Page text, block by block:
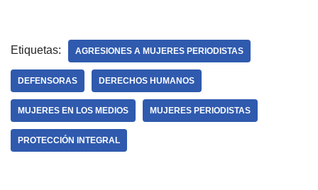
Etiquetas: AGRESIONES A MUJERES PERIODISTAS
DEFENSORAS DERECHOS HUMANOS
MUJERES EN LOS MEDIOS MUJERES PERIODISTAS
PROTECCIÓN INTEGRAL